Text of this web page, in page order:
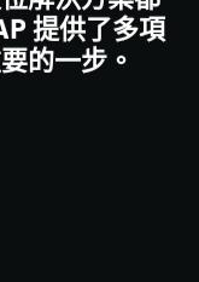
提供了多項
的一步。